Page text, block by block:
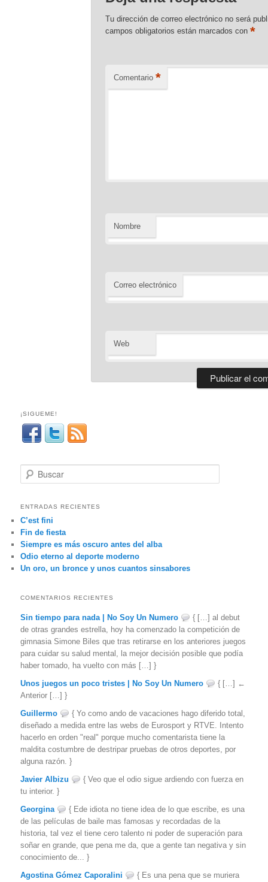
Tu dirección de correo electrónico no será
campos obligatorios están marcados con*
Comentario *
Nombre
Correo electrónico
Web
¡SIGUEME!
u
c
a
r
ENTRADAS RECIENTES
C’est fini
Fin de fiesta
Siempre es más oscuro antes del alba
Odio eterno al deporte moderno
Un oro, un bronce y unos cuantos sinsabores
COMENTARIOS RECIENTES
Sin tiempo para nada | No Soy Un Numero
{ […] al debut
de otras grandes estrella, hoy ha comenzado la competición de
gimnasia Simone Biles que tras retirarse en los anteriores juegos
para cuidar su salud mental, la mejor decisión posible que podía
haber tomado, ha vuelto con más […] }
Unos juegos un poco tristes | No Soy Un Numero
{ […] ←
Anterior […] }
Guillermo
{ Yo como ando de vacaciones hago diferido total,
diseñado a medida entre las webs de Eurosport y RTVE. Intento
hacerlo en orden "real" porque mucho comentarista tiene la
maldita costumbre de destripar pruebas de otros deportes, por
alguna razón. }
Javier Albizu
{ Veo que el odio sigue ardiendo con fuerza en
tu interior. }
Georgina
{ Ede idiota no tiene idea de lo que escribe, es una
de las películas de baile mas famosas y recordadas de la
historia, tal vez el tiene cero talento ni poder de superación para
soñar en grande, que pena me da, que a gente tan negativa y sin
conocimiento de... }
Agostina Gómez Caporalini
{ Es una pena que se muriera